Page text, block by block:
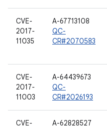
CVE-
2017-
11035
A-67713108
QC-
CR#2070583
CVE-
2017-
11003
A-64439673
QC-
CR#2026193
CVE-
A-62828527